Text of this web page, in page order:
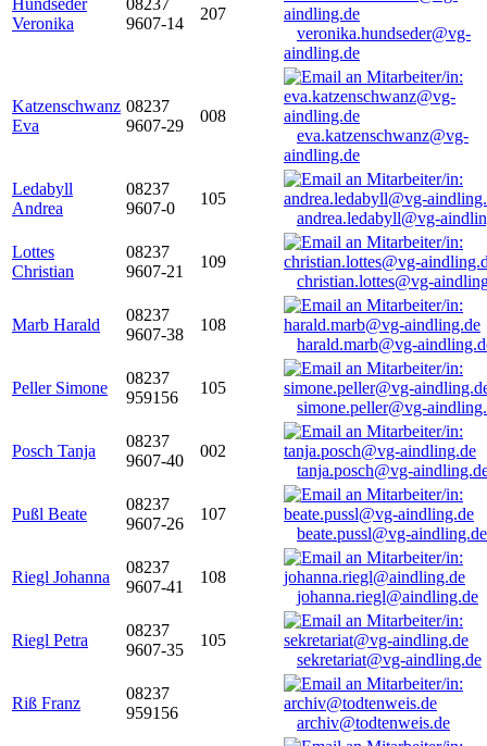
Hundseder
Veronika
08237
9607-14
207
veronika.hundseder@vg-
aindling.de
Katzenschwanz
Eva
08237
9607-29
008
eva.katzenschwanz@vg-
aindling.de
Ledabyll
Andrea
08237
9607-0
105
andrea.ledabyll@vg-
Lottes
Christian
08237
9607-21
109
christian.lottes@vg-
Marb Harald
08237
9607-38
108
harald.marb@vg-
Peller Simone
08237
959156
105
simone.peller@vg-
Posch Tanja
08237
9607-40
002
tanja.posch@vg-
Pußl Beate
08237
9607-26
107
beate.pussl@vg-aindling.de
Riegl Johanna
08237
9607-41
108
johanna.riegl@aindling.de
Riegl Petra
08237
9607-35
105
sekretariat@vg-aindling.de
Riß Franz
08237
959156
archiv@todtenweis.de